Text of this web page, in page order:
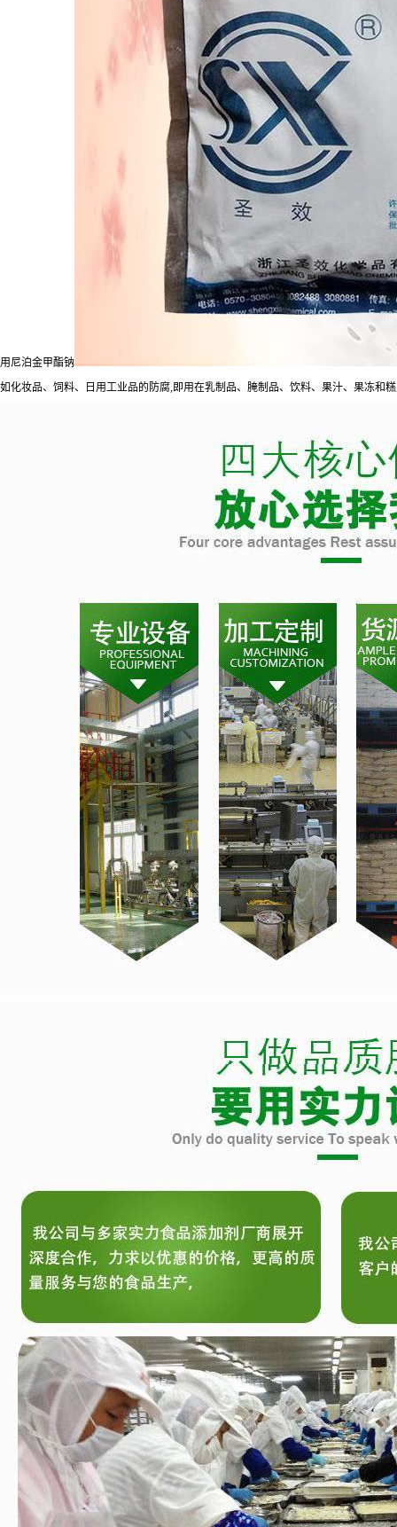
用尼泊金甲酯钠
如化妆品、饲料、日用工业品的防腐,即用在乳制品、腌制品、饮料、果汁、果冻和